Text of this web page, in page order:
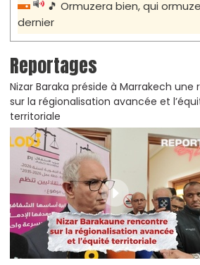
🎵 Ormuzera bien, qui
dernier
Reportages
Nizar Baraka préside à Marrakech une
sur la régionalisation avancée et
territoriale